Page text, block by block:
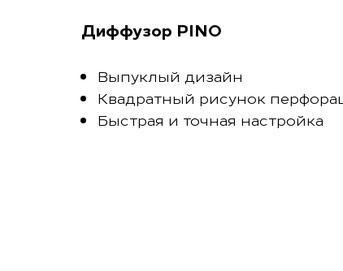
Диффузор PINO
Выпуклый дизайн
Квадратный рисунок
Быстрая и точная настройка